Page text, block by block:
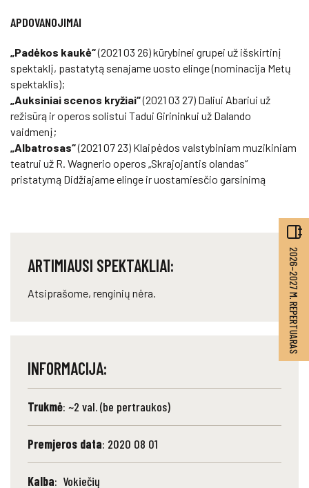
APDOVANOJIMAI
„Padėkos kaukė“(2021 03 26) kūrybinei grupei už išskirtinį
spektaklį, pastatytą senajame uosto elinge (nominacija Metų
spektaklis);
„Auksiniai scenos kryžiai“(2021 03 27) Daliui Abariui už
režisūrą ir operos solistui Tadui Girininkui už Dalando
vaidmenį;
„Albatrosas“(2021 07 23) Klaipėdos valstybiniam muzikiniam
teatrui už R. Wagnerio operos „Skrajojantis olandas“
pristatymą Didžiajame elinge ir uostamiesčio garsinimą
ARTIMIAUSI SPEKTAKLIAI:
Atsiprašome, renginių nėra.
INFORMACIJA:
Trukmė: ~2 val. (be pertraukos)
Premjeros data: 2020 08 01
Kalba: Vokiečių
2026–2027 M. REPERTUARAS